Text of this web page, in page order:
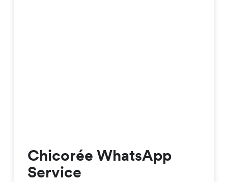
Chicorée WhatsApp
Service